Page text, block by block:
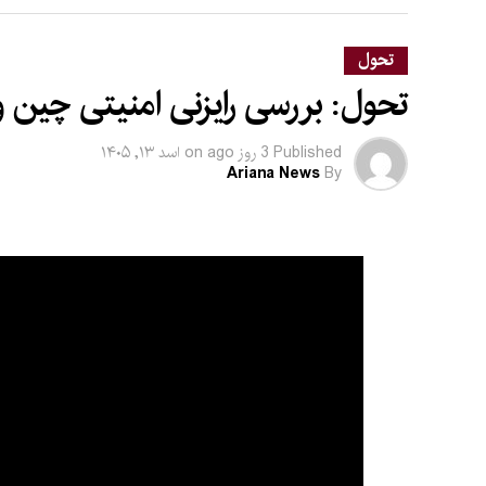
تحول
تحول: بررسی رایزنی امنیتی چین
Published 3 روز ago on اسد ۱۳, ۱۴۰۵
By
Ariana News